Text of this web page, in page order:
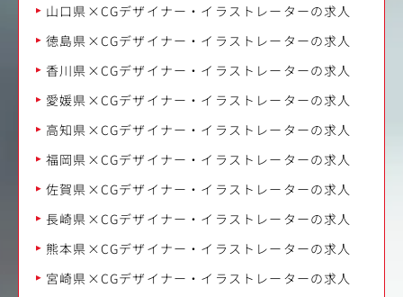
山口県×CGデザイナー・イラストレーターの求人
徳島県×CGデザイナー・イラストレーターの求人
香川県×CGデザイナー・イラストレーターの求人
愛媛県×CGデザイナー・イラストレーターの求人
高知県×CGデザイナー・イラストレーターの求人
福岡県×CGデザイナー・イラストレーターの求人
佐賀県×CGデザイナー・イラストレーターの求人
長崎県×CGデザイナー・イラストレーターの求人
熊本県×CGデザイナー・イラストレーターの求人
宮崎県×CGデザイナー・イラストレーターの求人